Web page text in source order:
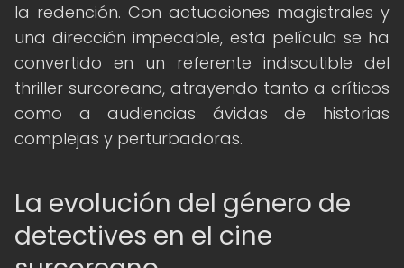
la redención. Con actuaciones magistrales y
una dirección impecable, esta película se ha
convertido en un referente indiscutible del
thriller surcoreano, atrayendo tanto a críticos
como a audiencias ávidas de historias
complejas y perturbadoras.
La evolución del género de
detectives en el cine